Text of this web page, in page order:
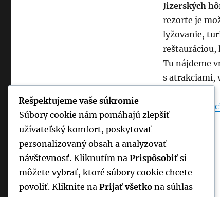
Jizerských
rezorte je
lyžovanie,
reštauráciou,
Tu nájdeme
s atrakciami,
Viac
Rešpektujeme vaše súkromie
Súbory cookie nám pomáhajú zlepšiť
užívateľský komfort, poskytovať
personalizovaný obsah a analyzovať
návštevnosť. Kliknutím na Prispôsobiť si
môžete vybrať, ktoré súbory cookie chcete
povoliť. Kliknite na Prijať všetko na súhlas